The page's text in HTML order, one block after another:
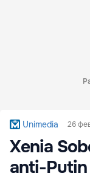
Unimedia 26
Xenia
anti-Putin